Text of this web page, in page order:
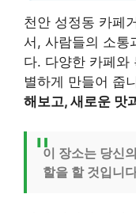
천안 성정동 카페
서, 사람들의 소통
다. 다양한 카페와
별하게 만들어 줍
해보고, 새로운 맛
이 장소는 당신
할을 할 것입니